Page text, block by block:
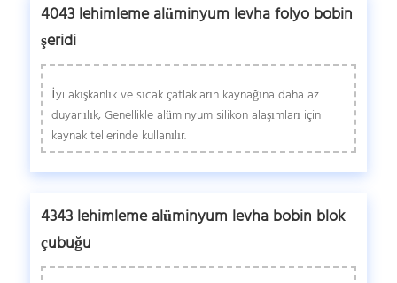
4043 lehimleme alüminyum levha folyo bobin
şeridi
İyi akışkanlık ve sıcak çatlakların kaynağına daha az
duyarlılık; Genellikle alüminyum silikon alaşımları için
kaynak tellerinde kullanılır.
4343 lehimleme alüminyum levha bobin blok
çubuğu